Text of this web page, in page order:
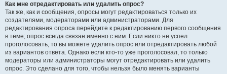
Как мне отредактировать или удалить опрос?
Так же, как и сообщения, опросы могут редактироваться только их
создателями, модераторами или администраторами. Для
редактирования опроса перейдите к редактированию первого сообщения
в теме; опрос всегда связан именно с ним. Если никто не успел
проголосовать, то вы можете удалить опрос или отредактировать любой
из вариантов ответа. Однако если кто-то уже проголосовал, то только
модераторы или администраторы могут отредактировать или удалить
опрос. Это сделано для того, чтобы нельзя было менять варианты